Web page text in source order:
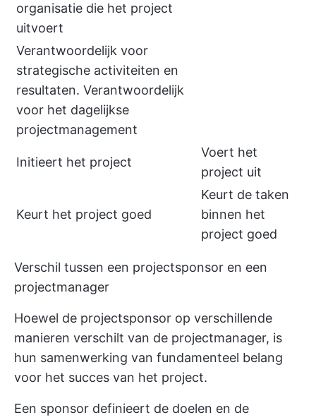
organisatie die het project
uitvoert
Verantwoordelijk voor
strategische activiteiten en
resultaten. Verantwoordelijk
voor het dagelijkse
projectmanagement
Initieert het project
Voert het
project uit
Keurt het project goed
Keurt de taken
binnen het
project goed
Verschil tussen een projectsponsor en een
projectmanager
Hoewel de projectsponsor op verschillende
manieren verschilt van de projectmanager, is
hun samenwerking van fundamenteel belang
voor het succes van het project.
Een sponsor definieert de doelen en de